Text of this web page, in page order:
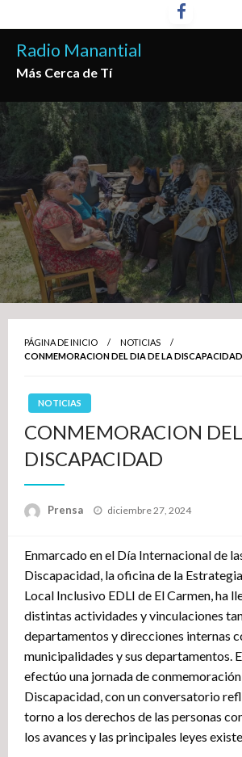
al
contenido
Radio Manantial
Más Cerca de Tí
PÁGINA DE INICIO
NOTICIAS
CONMEMORACION DEL DIA DE LA DISCAPACIDAD
NOTICIAS
CONMEMORACION
DISCAPACIDAD
Prensa
Publicado
diciembre 27, 2024
Enmarcado en el Día Internacional de
Discapacidad, la oficina de la
Local Inclusivo EDLI de El Carmen, ha
distintas actividades y vinculaciones
departamentos y direcciones internas
municipalidades y sus departamentos.
efectúo una jornada de
Discapacidad, con un conversatorio
torno a los derechos de las personas
los avances y las principales leyes